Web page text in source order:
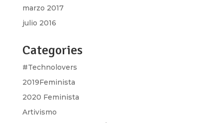
marzo 2017
julio 2016
Categories
#Technolovers
2019Feminista
2020 Feminista
Artivismo